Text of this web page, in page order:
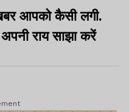
आपको कैसी लगी.
राय साझा करें